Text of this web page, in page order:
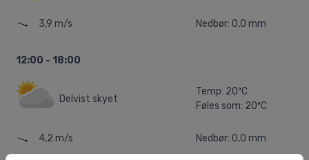
3,9 m/s Nedbør: 0,0 mm
12:00 - 18:00
Delvist skyet
Temp: 20ºC
Føles som: 20ºC
4,2 m/s Nedbør: 0,0 mm